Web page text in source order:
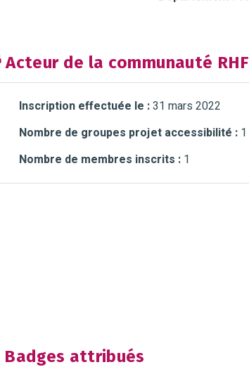
Acteur de la communauté RHF
Inscription effectuée le :31 mars 2022
Nombre de groupes projet accessibilité :1
Nombre de membres inscrits :1
Badges attribués